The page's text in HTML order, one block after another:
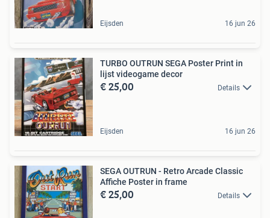
Eijsden 16 jun 26
TURBO OUTRUN SEGA Poster Print in
lijst videogame decor
€ 25,00 Details
Eijsden 16 jun 26
SEGA OUTRUN - Retro Arcade Classic
Affiche Poster in frame
€ 25,00 Details